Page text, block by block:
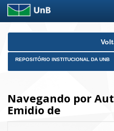
Skip
REPOSITÓRIO INSTITUCIONAL DA UNB
Navegando por
Emidio de